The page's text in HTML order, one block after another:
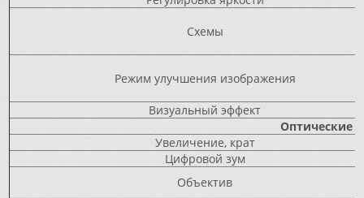
Схемы
Режим улучшения изображения
Визуальный эффект
Оптические
Увеличение, крат
Цифровой зум
Объектив